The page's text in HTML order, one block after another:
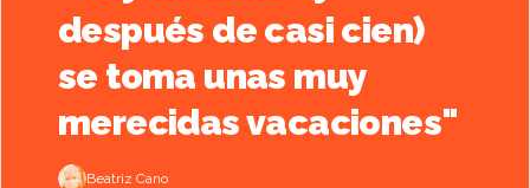
después de casi cien)
se toma unas muy
merecidas vacaciones"
Beatriz Cano